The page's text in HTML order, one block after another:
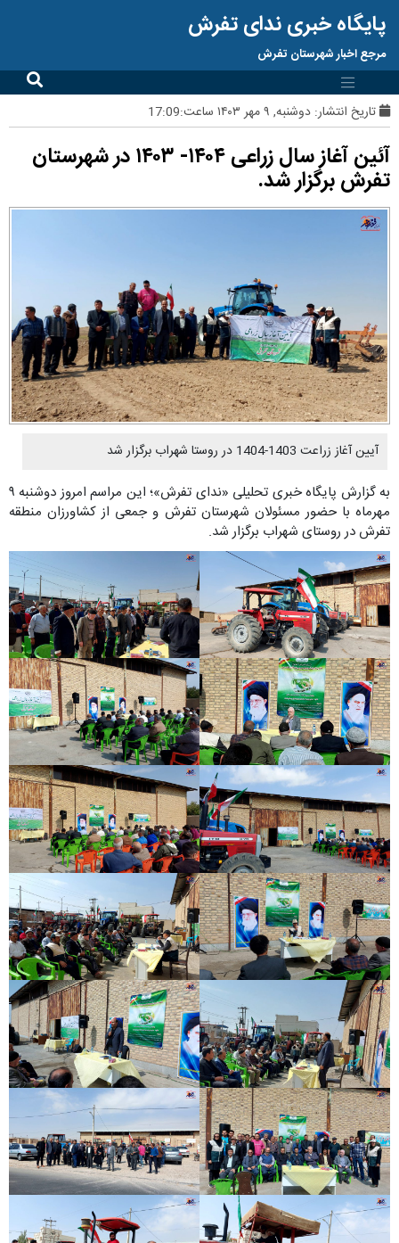
پایگاه خبری ندای تفرش
مرجع اخبار شهرستان تفرش
تاریخ انتشار: دوشنبه, ۹ مهر ۱۴۰۳ ساعت:17:09
آئین آغاز سال زراعی ۱۴۰۴- ۱۴۰۳ در شهرستان
تفرش برگزار شد.
آیین آغاز زراعت 1403-1404 در روستا شهراب برگزار شد
به گزارش پایگاه خبری تحلیلی «ندای تفرش»؛ این مراسم امروز دوشنبه ۹
مهرماه با حضور مسئولان شهرستان تفرش و جمعی از کشاورزان منطقه
تفرش در روستای شهراب برگزار شد.